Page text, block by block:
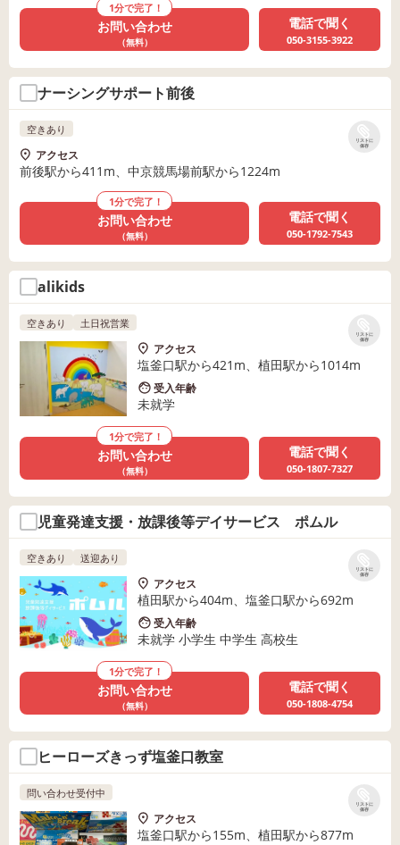
1分で完了！
お問い合わせ
（無料）
電話で聞く
050-3155-3922
ナーシングサポート前後
リストに
保存
空きあり
アクセス
前後駅から411m、中京競馬場前駅から1224m
1分で完了！
お問い合わせ
（無料）
電話で聞く
050-1792-7543
alikids
リストに
保存
空きあり 土日祝営業
アクセス
塩釜口駅から421m、植田駅から1014m
受入年齢
未就学
1分で完了！
お問い合わせ
（無料）
電話で聞く
050-1807-7327
児童発達支援・放課後等デイサービス ポムル
リストに
保存
空きあり 送迎あり
アクセス
植田駅から404m、塩釜口駅から692m
受入年齢
未就学 小学生 中学生 高校生
1分で完了！
お問い合わせ
（無料）
電話で聞く
050-1808-4754
ヒーローズきっず塩釜口教室
リストに
保存
問い合わせ受付中
アクセス
塩釜口駅から155m、植田駅から877m